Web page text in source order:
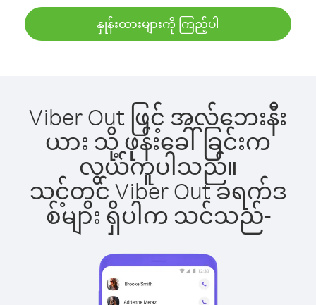
နှုန်းထားများကို ကြည့်ပါ
Viber Out ဖြင့် အလ်ဘေးနီး
ယား သို့ ဖုန်းခေါ်ခြင်းက
လွယ်ကူပါသည်။
သင့်တွင် Viber Out ခရက်ဒ
စ်များ ရှိပါက သင်သည်-